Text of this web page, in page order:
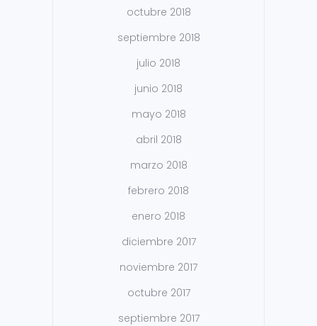
octubre 2018
septiembre 2018
julio 2018
junio 2018
mayo 2018
abril 2018
marzo 2018
febrero 2018
enero 2018
diciembre 2017
noviembre 2017
octubre 2017
septiembre 2017